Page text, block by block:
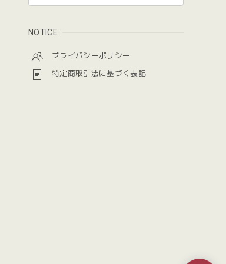
NOTICE
プライバシーポリシー
特定商取引法に基づく表記